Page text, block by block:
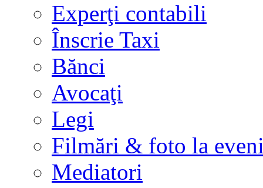
Experţi contabili
Înscrie Taxi
Bănci
Avocaţi
Legi
Filmări & foto la
Mediatori